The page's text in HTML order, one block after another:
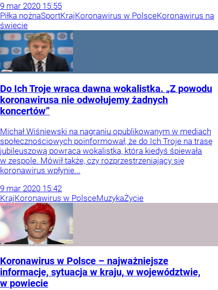
9 mar 2020 15:55
Piłka nożnaSportKrajKoronawirus w PolsceKoronawirus na
świecie
Do Ich Troje wraca dawna wokalistka. „Z powodu
koronawirusa nie odwołujemy żadnych
koncertów”
Michał Wiśniewski na nagraniu opublikowanym w mediach
społecznościowych poinformował, że do Ich Troje na trasę
jubileuszową powraca wokalistka, która kiedyś śpiewała
w zespole. Mówił także, czy rozprzestrzeniający się
koronawirus wpłynie...
9 mar 2020 15:42
KrajKoronawirus w PolsceMuzykaŻycie
Koronawirus w Polsce – najważniejsze
informacje, sytuacja w kraju, w województwie,
w powiecie